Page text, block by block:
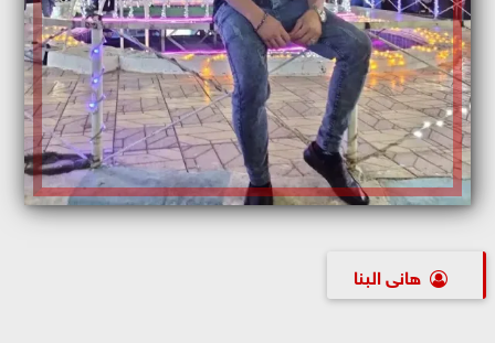
هانى البنا